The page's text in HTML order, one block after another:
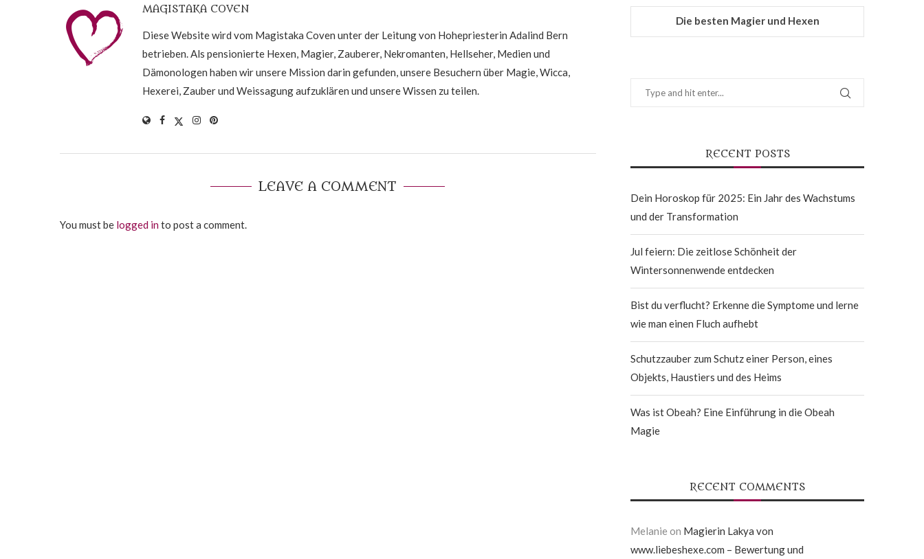
MAGISTAKA COVEN
Diese Website wird vom Magistaka Coven unter der Leitung von Hohepriesterin Adalind Bern
betrieben. Als pensionierte Hexen, Magier, Zauberer, Nekromanten, Hellseher, Medien und
Dämonologen haben wir unsere Mission darin gefunden, unsere Besuchern über Magie, Wicca,
Hexerei, Zauber und Weissagung aufzuklären und unsere Wissen zu teilen.
LEAVE A COMMENT
You must be logged into post a comment.
Die besten Magier und Hexen
RECENT POSTS
Dein Horoskop für 2025: Ein Jahr des Wachstums
und der Transformation
Jul feiern: Die zeitlose Schönheit der
Wintersonnenwende entdecken
Bist du verflucht? Erkenne die Symptome und lerne
wie man einen Fluch aufhebt
Schutzzauber zum Schutz einer Person, eines
Objekts, Haustiers und des Heims
Was ist Obeah? Eine Einführung in die Obeah
Magie
RECENT COMMENTS
Melanie on Magierin Lakya von
www.liebeshexe.com – Bewertung und